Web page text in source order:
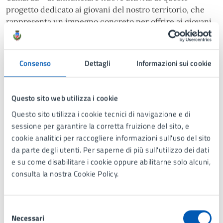
Consenso Dettagli Informazioni sui cookie
Questo sito web utilizza i cookie
Questo sito utilizza i cookie tecnici di navigazione e di
sessione per garantire la corretta fruizione del sito, e
cookie analitici per raccogliere informazioni sull'uso del sito
da parte degli utenti. Per saperne di più sull'utilizzo dei dati
e su come disabilitare i cookie oppure abilitarne solo alcuni,
consulta la nostra Cookie Policy.
delNecessari
progetto dedicato ai giovani del nostro territorio, che
rappresenta un impegno concreto per offrire ai giovani
opportunità di crescita, formazione e partecipazione
attiva. Crediamo fermamente che i giovani siano la
fondamentale investire nella loro formazione e nel loro
e corsi gratuiti, il progetto “Rete Brianza Giovani/B-
Young Next” offre ai giovani l'opportunità di esplorare
nuove passioni, acquisire nuove competenze e creare
legami significativi con coetanei. Ringraziamo tutti
coloro che hanno reso possibile questo progetto,
compresi i partner e i finanziatori, in particolare
Regione Lombardia che ha creduto in questa iniziativa.
Invito tutti i giovani interessati a partecipare